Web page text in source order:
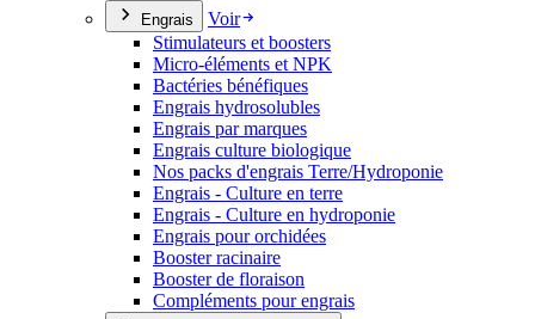
Engrais
Voir
Stimulateurs et boosters
Micro-éléments et NPK
Bactéries bénéfiques
Engrais hydrosolubles
Engrais par marques
Engrais culture biologique
Nos packs d'engrais Terre/Hydroponie
Engrais - Culture en terre
Engrais - Culture en hydroponie
Engrais pour orchidées
Booster racinaire
Booster de floraison
Compléments pour engrais